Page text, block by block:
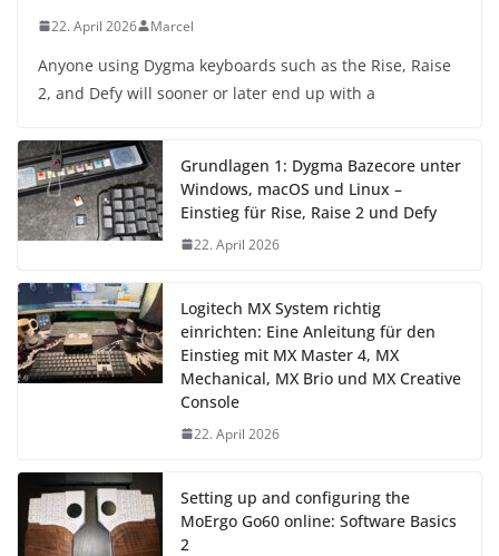
22. April 2026 Marcel
Anyone using Dygma keyboards such as the Rise, Raise
2, and Defy will sooner or later end up with a
Grundlagen 1: Dygma Bazecore unter
Windows, macOS und Linux –
Einstieg für Rise, Raise 2 und Defy
22. April 2026
Logitech MX System richtig
einrichten: Eine Anleitung für den
Einstieg mit MX Master 4, MX
Mechanical, MX Brio und MX Creative
Console
22. April 2026
Setting up and configuring the
MoErgo Go60 online: Software Basics
2